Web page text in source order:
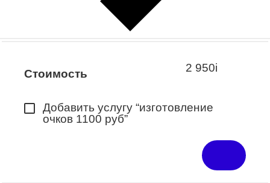
*Доступно для Республики
Стоимость 2 950i
Добавить услугу “изготовление
очков 1100 руб”